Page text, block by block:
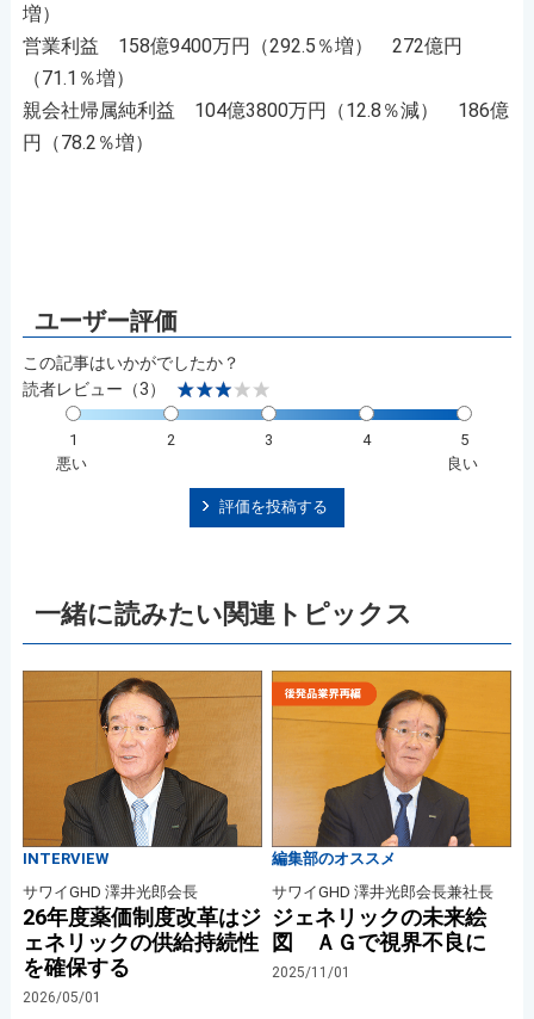
増）
営業利益 158億9400万円（292.5％増） 272億円
（71.1％増）
親会社帰属純利益 104億3800万円（12.8％減） 186億
円（78.2％増）
この記事はいかがでしたか？
読者レビュー（3）
1 2 3 4
5
悪い
良い
評価を投稿する
一緒に読みたい関連トピックス
INTERVIEW
サワイGHD 澤井光郎会長
26年度薬価制度改革はジ
ェネリックの供給持続性
を確保する
2026/05/01
編集部のオススメ
サワイGHD 澤井光郎会長兼社長
ジェネリックの未来絵
図 ＡＧで視界不良に
2025/11/01